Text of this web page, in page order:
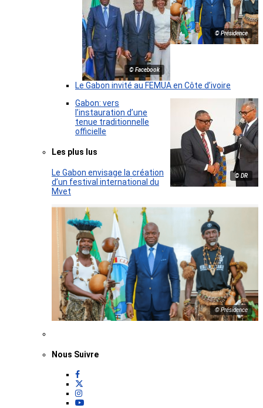
© Présidence
© Facebook
Le Gabon invité au FEMUA en Côte d’ivoire
© DR
Gabon: vers
l’instauration d’une
tenue traditionnelle
officielle
Les plus lus
Le Gabon envisage la création
d’un festival international du
Mvet
© Présidence
Nous Suivre